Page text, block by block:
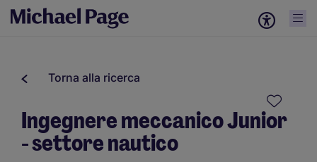
Torna alla ricerca
Ingegnere meccanico Junior
- settore nautico